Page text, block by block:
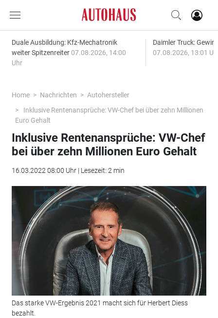
Duale Ausbildung: Kfz-Mechatronik
weiter Spitzenreiter 07.08.2026, 14:00
Uhr
Daimler Truck:
07.08.2026, 13:01
Home Nachrichten
Autohersteller
Inklusive Rentenansprüche: VW-Chef bei über zehn Millionen
Euro Gehalt
Inklusive Rentenansprüche: VW-Chef
bei über zehn Millionen Euro Gehalt
16.03.2022 08:00 Uhr | Lesezeit: 2 min
Das starke VW-Ergebnis 2021 macht sich für Herbert Diess
bezahlt.